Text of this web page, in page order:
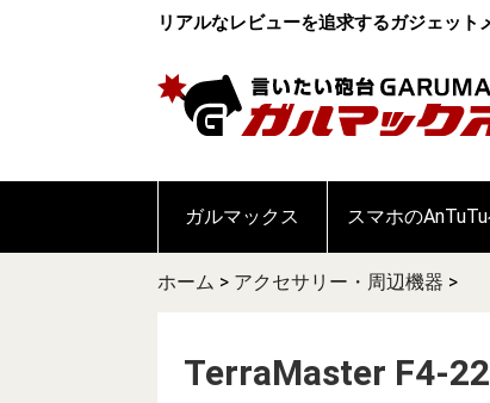
リアルなレビューを追求するガジェッ
ガルマックス スマホの
ホーム > アクセサリー・周辺機器 >
TerraMaster F4-